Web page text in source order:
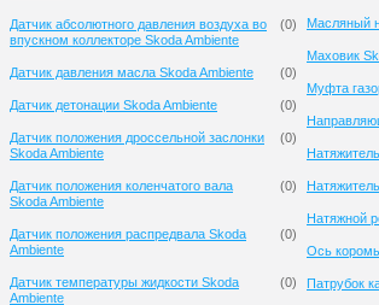
Датчик абсолютного давления воздуха во
впускном коллекторе Skoda Ambiente
(0)
Датчик давления масла Skoda Ambiente (0)
Датчик детонации Skoda Ambiente (0)
Датчик положения дроссельной заслонки
Skoda Ambiente
(0)
Датчик положения коленчатого вала
Skoda Ambiente
(0)
Датчик положения распредвала Skoda
Ambiente
(0)
Датчик температуры жидкости Skoda
Ambiente
(0)
Масляный
Маховик
Муфта
Натяжной
Ось
Патрубок